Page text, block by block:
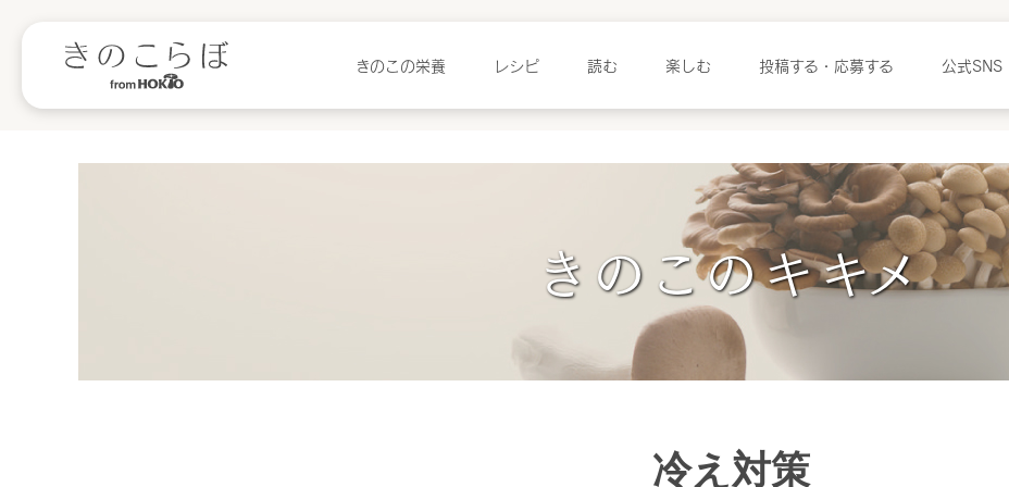
きのこの栄養 レシピ 読む 楽しむ 投稿する・応募する 公式SNS
きのこのキキメ
冷え対策